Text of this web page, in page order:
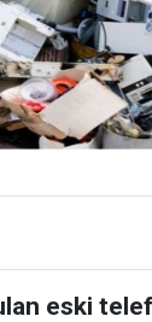
eski